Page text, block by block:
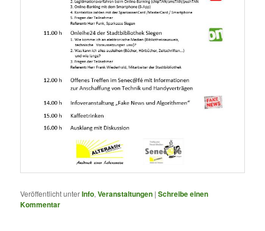
Veröffentlicht unterInfo,Veranstaltungen |Schreibe einen
Kommentar